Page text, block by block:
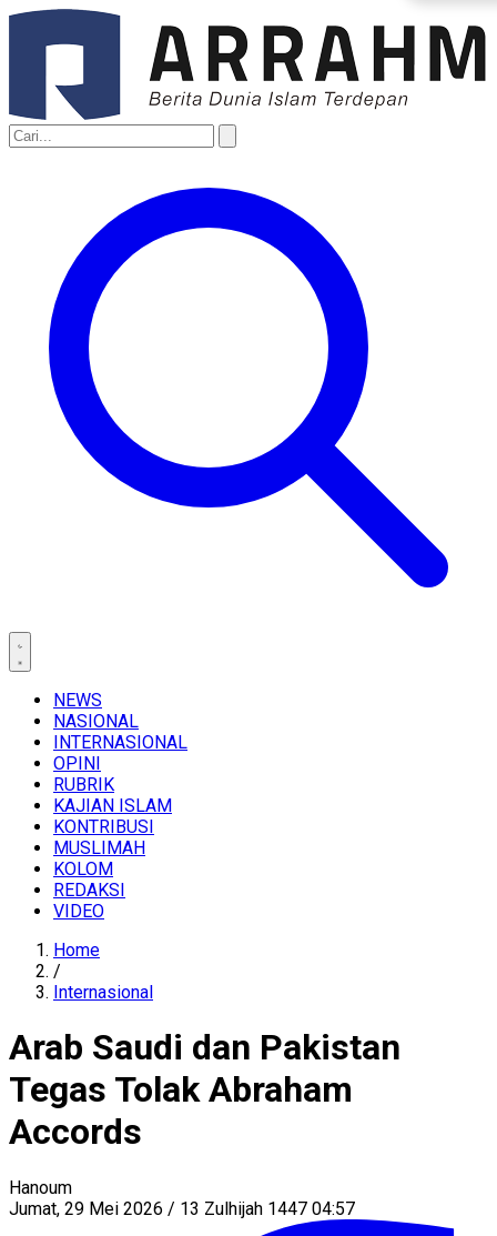
NEWS
NASIONAL
INTERNASIONAL
OPINI
RUBRIK
KAJIAN ISLAM
KONTRIBUSI
MUSLIMAH
KOLOM
REDAKSI
VIDEO
Home
/
Internasional
Arab Saudi dan Pakistan
Tegas Tolak Abraham
Accords
Hanoum
Jumat, 29 Mei 2026 / 13 Zulhijah 1447 04:57